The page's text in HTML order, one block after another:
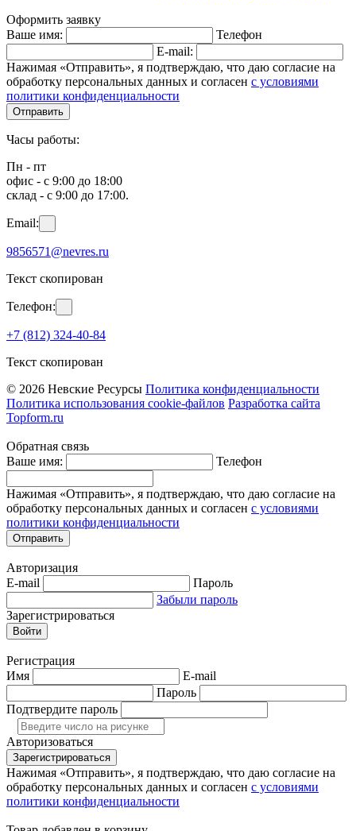
Оформить заявку
Ваше имя:
Телефон
E-mail:
Нажимая «Отправить», я подтверждаю, что даю согласие на
обработку персональных данных и согласен с условиями
политики конфиденциальности
Отправить
Часы работы:
Пн - пт
офис - с 9:00 до 18:00
склад - с 9:00 до 17:00.
Email:
9856571@nevres.ru
Текст скопирован
Телефон:
+7 (812) 324-40-84
Текст скопирован
© 2026 Невские Ресурсы Политика конфиденциальности
Политика использования cookie-файлов Разработка сайта
Topform.ru
Обратная связь
Ваше имя:
Телефон
Нажимая «Отправить», я подтверждаю, что даю согласие на
обработку персональных данных и согласен с условиями
политики конфиденциальности
Отправить
Авторизация
E-mail
Пароль
Забыли пароль
Зарегистрироваться
Войти
Регистрация
Имя
E-mail
Пароль
Подтвердите пароль
Авторизоваться
Зарегистрироваться
Нажимая «Отправить», я подтверждаю, что даю согласие на
обработку персональных данных и согласен с условиями
политики конфиденциальности